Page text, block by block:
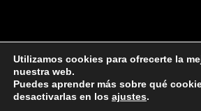
© Copyright 2026 | URBADIS | Todos los derechos
Política de privacidad|Política
Utilizamos cookies para ofrecerte la
nuestra web.
Puedes aprender más sobre qué
desactivarlas en los ajustes.